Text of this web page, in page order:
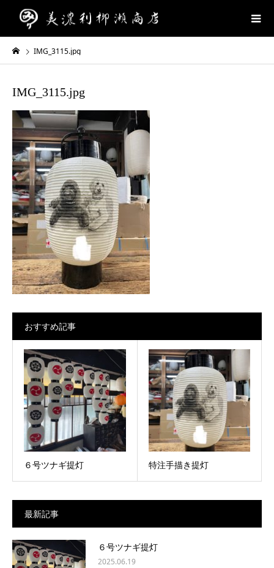
IMG_3115.jpg
IMG_3115.jpg
おすすめ記事
６号ツナギ提灯 特注手描き提灯
最新記事
６号ツナギ提灯
2025.06.19